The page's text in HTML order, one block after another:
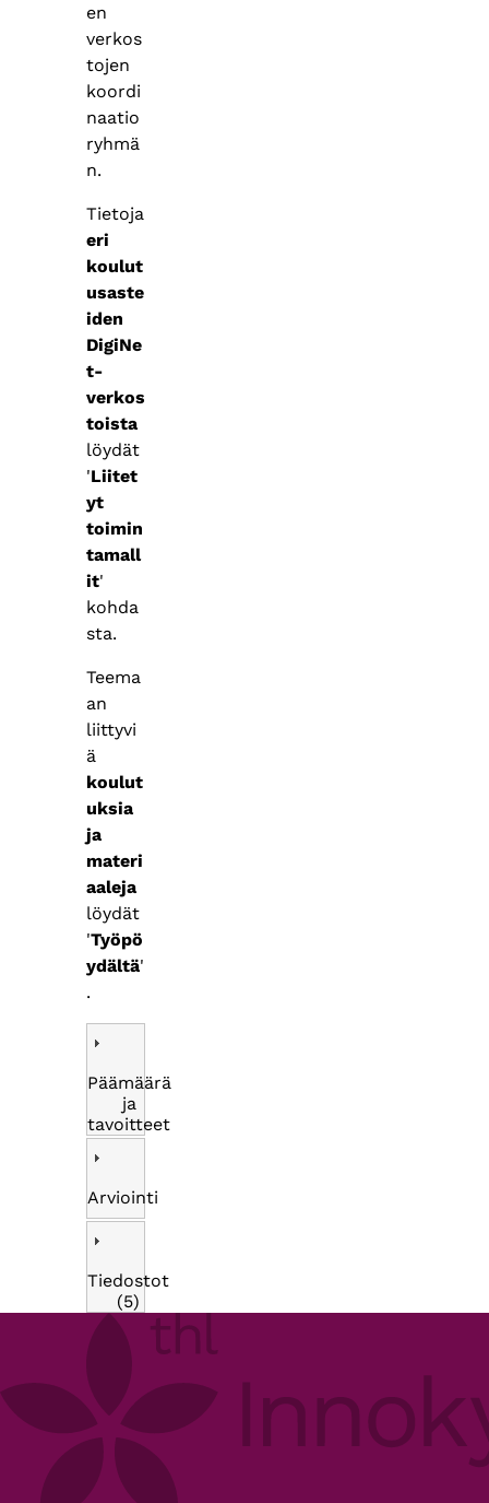
en
verkos
tojen
koordi
naatio
ryhmä
n.
Tietoja
eri
koulut
usaste
iden
DigiNe
t-
verkos
toista
löydät
'Liitet
yt
toimin
tamall
it'
kohda
sta.
Teema
an
liittyvi
ä
koulut
uksia
ja
materi
aaleja
löydät
'Työpö
ydältä'
.
Päämäärä
ja
tavoitteet
Arviointi
Tiedostot
(5)